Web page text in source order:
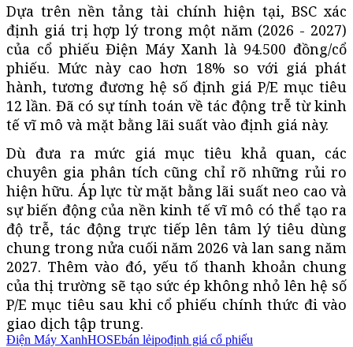
Dựa trên nền tảng tài chính hiện tại, BSC xác
định giá trị hợp lý trong một năm (2026 - 2027)
của cổ phiếu Điện Máy Xanh là 94.500 đồng/cổ
phiếu. Mức này cao hơn 18% so với giá phát
hành, tương đương hệ số định giá P/E mục tiêu
12 lần. Đã có sự tính toán về tác động trễ từ kinh
tế vĩ mô và mặt bằng lãi suất vào định giá này.
Dù đưa ra mức giá mục tiêu khả quan, các
chuyên gia phân tích cũng chỉ rõ những rủi ro
hiện hữu. Áp lực từ mặt bằng lãi suất neo cao và
sự biến động của nền kinh tế vĩ mô có thể tạo ra
độ trễ, tác động trực tiếp lên tâm lý tiêu dùng
chung trong nửa cuối năm 2026 và lan sang năm
2027. Thêm vào đó, yếu tố thanh khoản chung
của thị trường sẽ tạo sức ép không nhỏ lên hệ số
P/E mục tiêu sau khi cổ phiếu chính thức đi vào
giao dịch tập trung.
Điện Máy XanhHOSEbán lẻipođịnh giá cổ phiếu